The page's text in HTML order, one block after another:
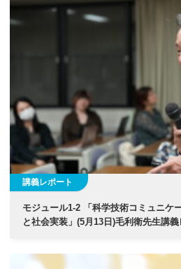
講義レポート
モジュール1-2 「科学技術コミュニケ
と社会実装」(5月13日)毛利衛先生講義